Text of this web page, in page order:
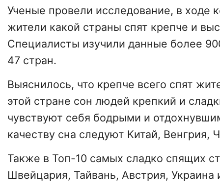
Ученые провели исследование, в ходе
жители какой страны спят крепче и
Специалисты изучили данные более
47 стран.
Выяснилось, что крепче всего спят
этой стране сон людей крепкий и
чувствуют себя бодрыми и
качеству сна следуют Китай, Венгрия,
Также в Топ-10 самых сладко спящих
Швейцария, Тайвань, Австрия, Украина